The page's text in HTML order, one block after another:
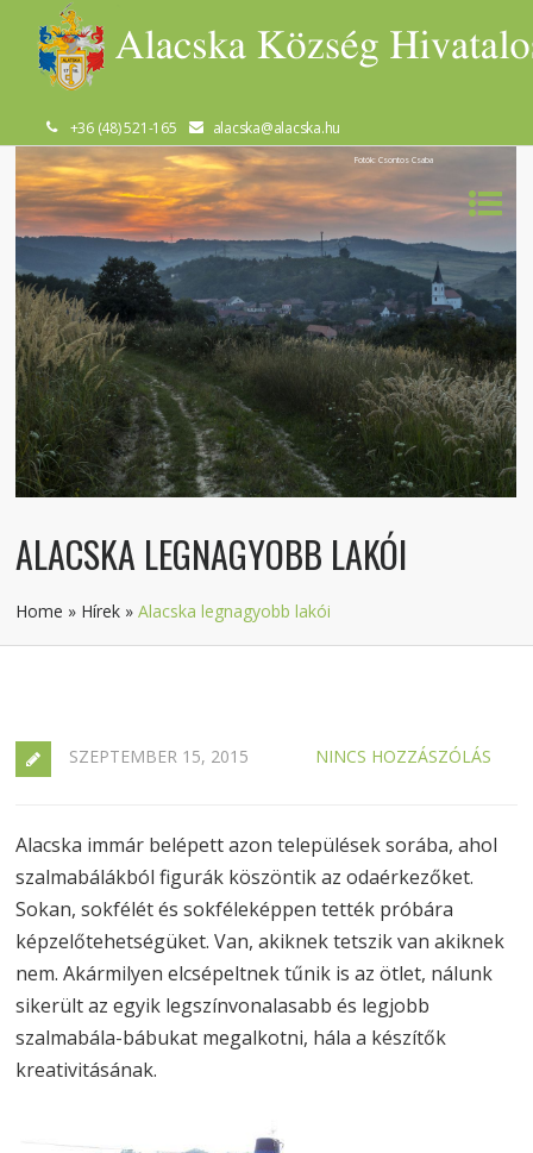
+36 (48) 521-165 alacska@alacska.hu
Fotók: Csontos Csaba
ALACSKA LEGNAGYOBB LAKÓI
Home » Hírek »Alacska legnagyobb lakói
SZEPTEMBER 15, 2015 NINCS HOZZÁSZÓLÁS
Alacska immár belépett azon települések sorába, ahol
szalmabálákból figurák köszöntik az odaérkezőket.
Sokan, sokfélét és sokféleképpen tették próbára
képzelőtehetségüket. Van, akiknek tetszik van akiknek
nem. Akármilyen elcsépeltnek tűnik is az ötlet, nálunk
sikerült az egyik legszínvonalasabb és legjobb
szalmabála-bábukat megalkotni, hála a készítők
kreativitásának.